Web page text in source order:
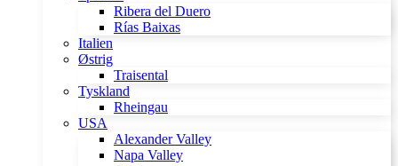
Ribera del Duero
Rías Baixas
Italien
Østrig
Traisental
Tyskland
Rheingau
USA
Alexander Valley
Napa Valley